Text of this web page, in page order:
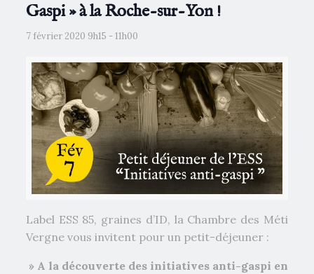
Gaspi » à la Roche-sur-Yon !
7 février 2020 9h15 -11h00
Label ESS 85, graines d’ID, la Chambre des
Vergne vous invitent pour un petit-déjeuner :
» A la découverte des initiatives anti-gaspi en